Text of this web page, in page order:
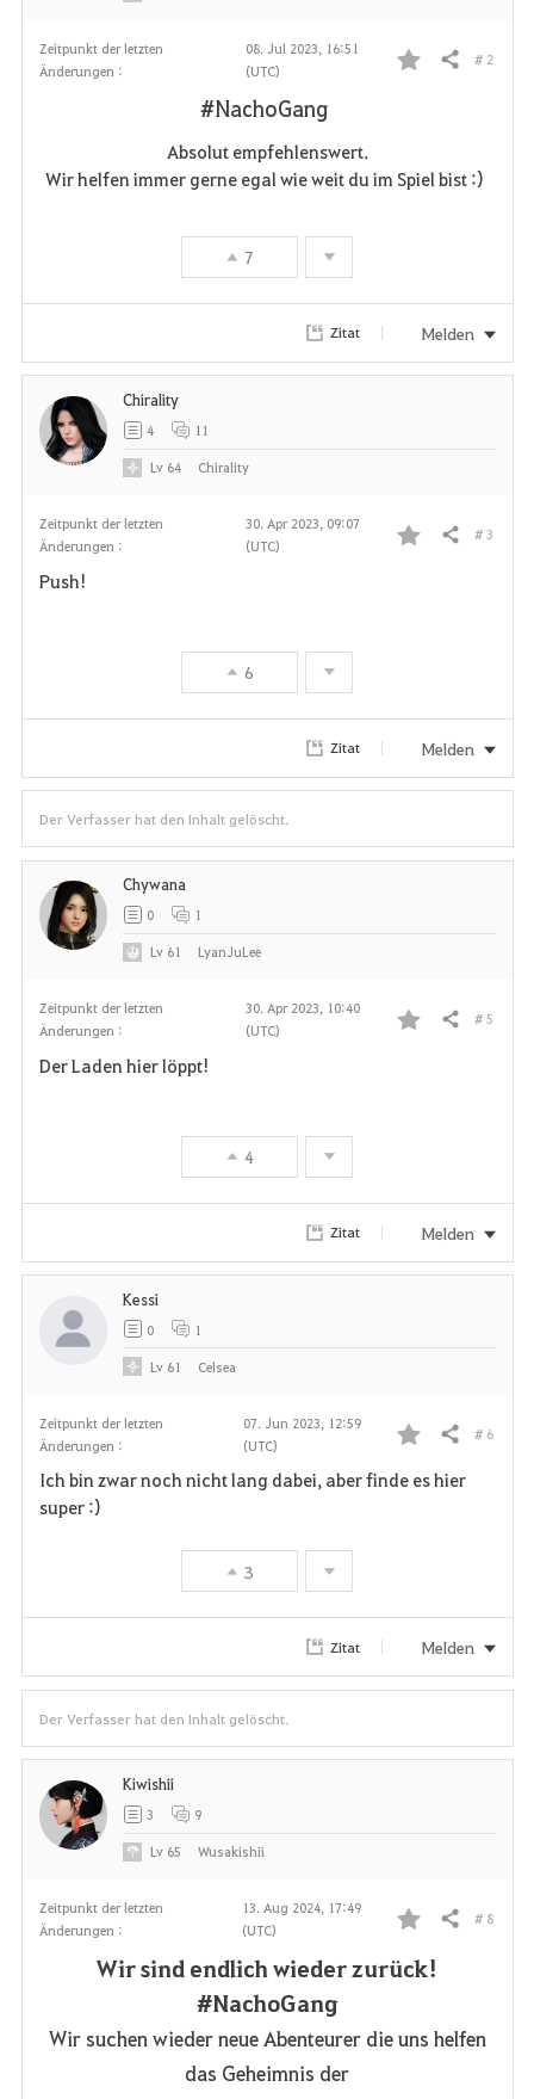
Zeitpunkt der letzten
Änderungen :
08. Jul 2023, 16:51
(UTC)
F
v
i
t
n
Teilen # 2
#NachoGang
Absolut empfehlenswert.
Wir helfen immer gerne egal wie weit du im Spiel bist :)
7
Zitat Melden
Zeitpunkt der letzten
Änderungen :
30. Apr 2023, 09:07
(UTC)
F
i
n
Teilen # 3
Push!
6
Chirality
4 11
Lv 64 Chirality
Zitat Melden
Der Verfasser hat den Inhalt gelöscht.
Zeitpunkt der letzten
Änderungen :
30. Apr 2023, 10:40
(UTC)
F
i
Teilen # 5
Der Laden hier löppt!
4
Chywana
0 1
Lv 61 LyanJuLee
Zitat Melden
Zeitpunkt der letzten
Änderungen :
07. Jun 2023, 12:59
(UTC)
F
i
n
Teilen # 6
Ich bin zwar noch nicht lang dabei, aber finde es hier
super :)
3
Kessi
0 1
Lv 61 Celsea
Zitat Melden
Der Verfasser hat den Inhalt gelöscht.
Zeitpunkt der letzten
Änderungen :
13. Aug 2024, 17:49
(UTC)
F
a
v
Teilen # 8
Wir sind endlich wieder zurück!
#NachoGang
Wir suchen wieder neue Abenteurer die uns helfen
das Geheimnis der
Kiwishii
3 9
Lv 65 Wusakishii